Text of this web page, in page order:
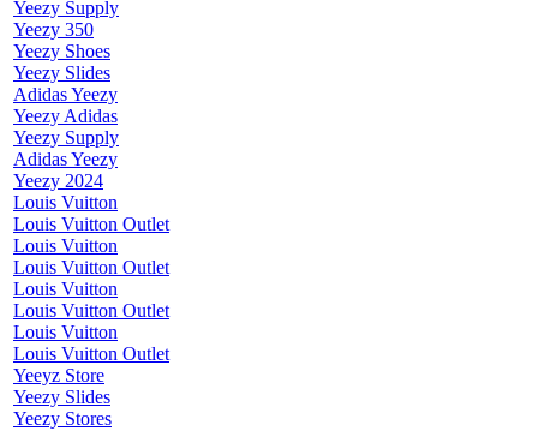
Yeezy Supply
Yeezy 350
Yeezy Shoes
Yeezy Slides
Adidas Yeezy
Yeezy Adidas
Yeezy Supply
Adidas Yeezy
Yeezy 2024
Louis Vuitton
Louis Vuitton Outlet
Louis Vuitton
Louis Vuitton Outlet
Louis Vuitton
Louis Vuitton Outlet
Louis Vuitton
Louis Vuitton Outlet
Yeeyz Store
Yeezy Slides
Yeezy Stores